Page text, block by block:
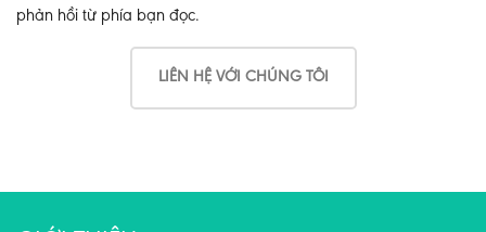
phản hồi từ phía bạn đọc.
LIÊN HỆ VỚI CHÚNG TÔI